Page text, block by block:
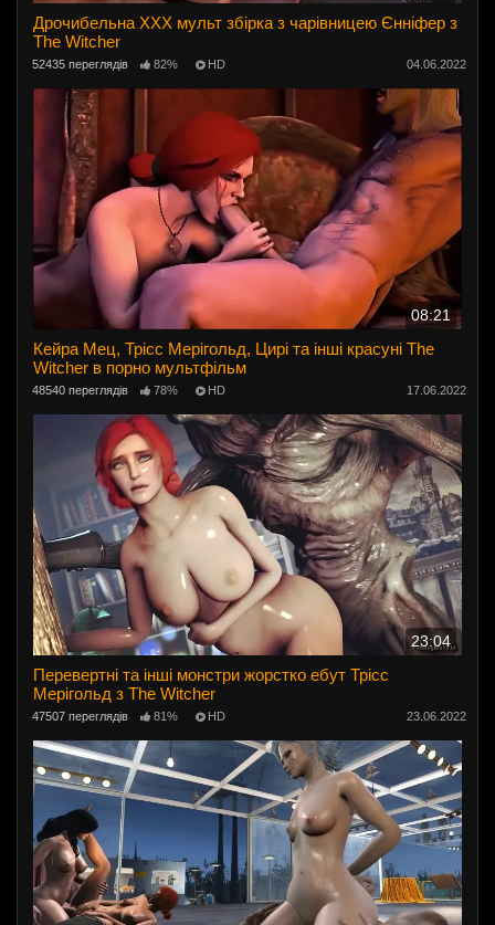
Дрочибельна ХХХ мульт збірка з чарівницею Єнніфер з
The Witcher
52435 переглядів 82% HD 04.06.2022
08:21
Кейра Мец, Трісс Мерігольд, Цирі та інші красуні The
Witcher в порно мультфільм
48540 переглядів 78% HD 17.06.2022
23:04
Перевертні та інші монстри жорстко ебут Трісс
Мерігольд з The Witcher
47507 переглядів 81% HD 23.06.2022